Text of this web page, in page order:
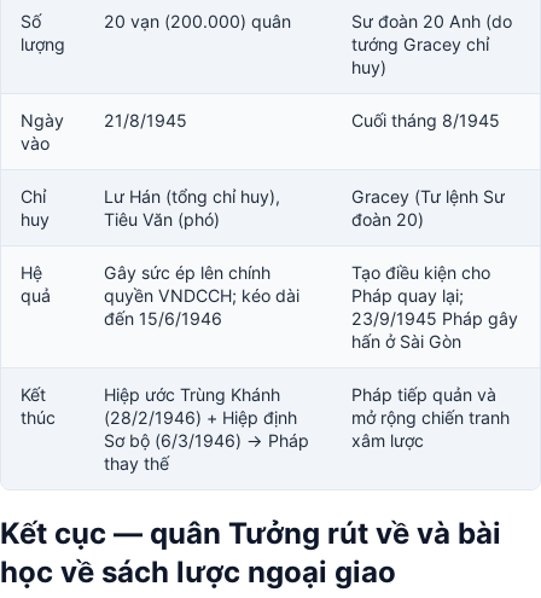
Số
lượng
20 vạn (200.000) quân
Sư đoàn 20 Anh (do
tướng Gracey chỉ
huy)
Ngày
vào
21/8/1945 Cuối tháng 8/1945
Chỉ
huy
Lư Hán (tổng chỉ huy),
Tiêu Văn (phó)
Gracey (Tư lệnh Sư
đoàn 20)
Hệ
quả
Gây sức ép lên chính
quyền VNDCCH; kéo dài
đến 15/6/1946
Tạo điều kiện cho
Pháp quay lại;
23/9/1945 Pháp gây
hấn ở Sài Gòn
Kết
thúc
Hiệp ước Trùng Khánh
(28/2/1946) + Hiệp định
Sơ bộ (6/3/1946) → Pháp
thay thế
Pháp tiếp quản và
mở rộng chiến tranh
xâm lược
Kết cục — quân Tưởng rút về và bài
học về sách lược ngoại giao